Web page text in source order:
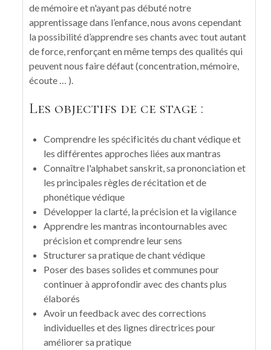
de mémoire et n'ayant pas débuté notre
apprentissage dans l’enfance, nous avons cependant
la possibilité d’apprendre ses chants avec tout autant
de force, renforçant en même temps des qualités qui
peuvent nous faire défaut (concentration, mémoire,
écoute … ).
Les objectifs de ce stage :
Comprendre les spécificités du chant védique et
les différentes approches liées aux mantras
Connaître l'alphabet sanskrit, sa prononciation et
les principales règles de récitation et de
phonétique védique
Développer la clarté, la précision et la vigilance
Apprendre les mantras incontournables avec
précision et comprendre leur sens
Structurer sa pratique de chant védique
Poser des bases solides et communes pour
continuer à approfondir avec des chants plus
élaborés
Avoir un feedback avec des corrections
individuelles et des lignes directrices pour
améliorer sa pratique